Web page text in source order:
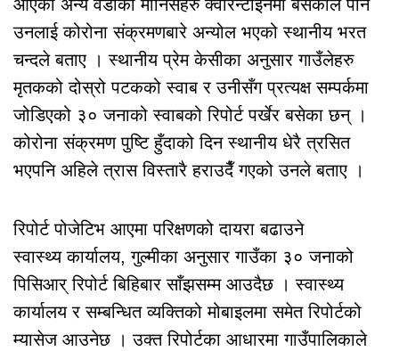
आएका अन्य वडाका मानिसहरु क्वारेन्टाइनमा बसेकोले पनि
उनलाई कोरोना संक्रमणबारे अन्योल भएको स्थानीय भरत
चन्दले बताए । स्थानीय प्रेम केसीका अनुसार गाउँलेहरु
मृतकको दोस्रो पटकको स्वाब र उनीसँग प्रत्यक्ष सम्पर्कमा
जोडिएको ३० जनाको स्वाबको रिपोर्ट पर्खेर बसेका छन् ।
कोरोना संक्रमण पुष्टि हुँदाको दिन स्थानीय धेरै त्रसित
भएपनि अहिले त्रास विस्तारै हराउदैँ गएको उनले बताए ।
रिपोर्ट पोजेटिभ आएमा परिक्षणको दायरा बढाउने
स्वास्थ्य कार्यालय, गुल्मीका अनुसार गाउँका ३० जनाको
पिसिआर् रिपोर्ट बिहिबार साँझसम्म आउदैछ । स्वास्थ्य
कार्यालय र सम्बन्धित व्यक्तिको मोबाइलमा समेत रिपोर्टको
म्यासेज आउनेछ । उक्त रिपोर्टका आधारमा गाउँपालिकाले